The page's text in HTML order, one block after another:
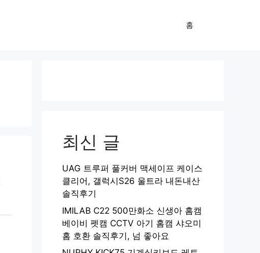
홈
최신 글
UAG 트루퍼 풀커버 맥세이프 케이스
클리어, 갤럭시S26 울트라 내돈내산
솔직후기
IMILAB C22 500만화소 신생아 홈캠
베이비 펫캠 CCTV 아기 홈캠 샤오미
홈 호환 솔직후기, 넘 좋아요